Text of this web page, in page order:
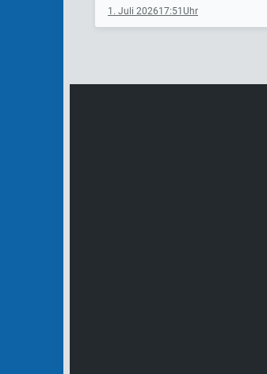
1. Juli 202617:51